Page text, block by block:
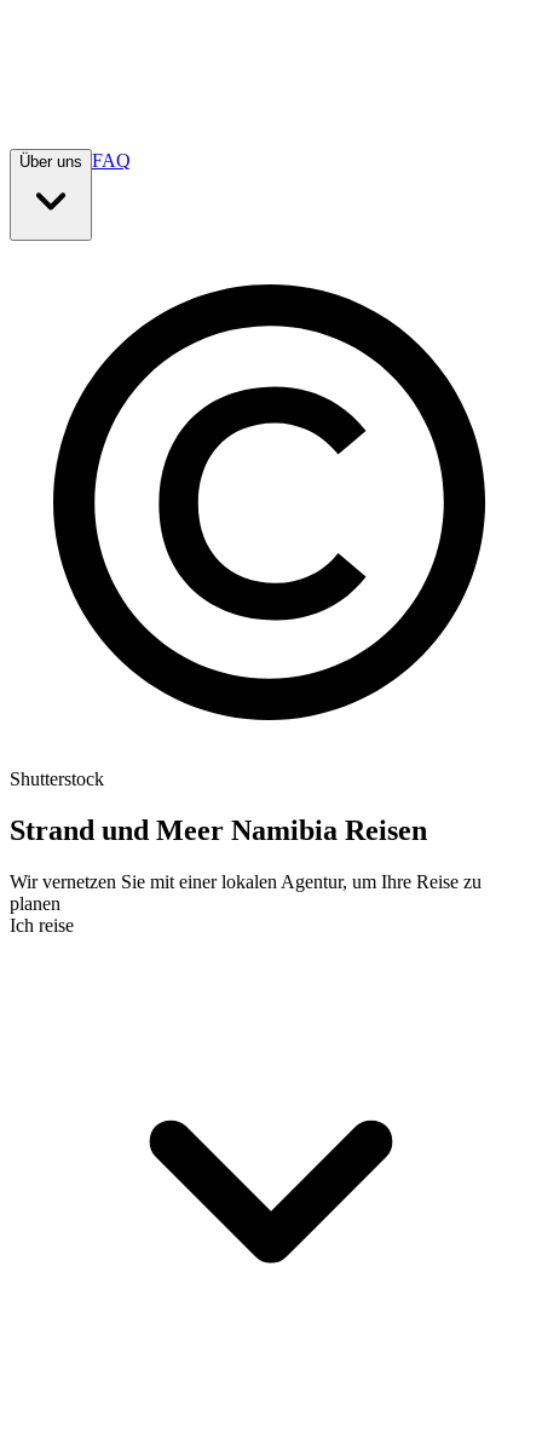
Über uns FAQ
Shutterstock
Strand und Meer Namibia Reisen
Wir vernetzen Sie mit einer lokalen Agentur, um Ihre Reise zu
planen
Ich reise